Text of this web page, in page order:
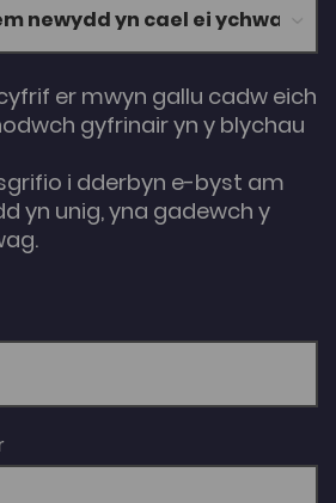
er mwyn gallu cadw eich
gyfrinair yn y blychau
i dderbyn e-byst am
yn unig, yna gadewch y